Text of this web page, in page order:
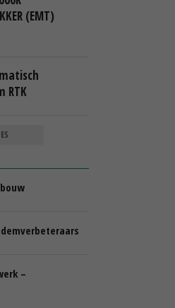
(EMT)
RTK
–